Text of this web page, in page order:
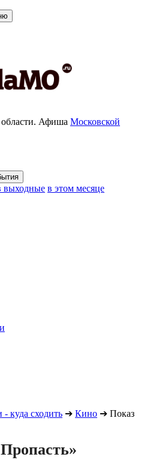
области. Афиша Московской
выходные в этом месяце
куда сходить ➔ Кино ➔ Показ